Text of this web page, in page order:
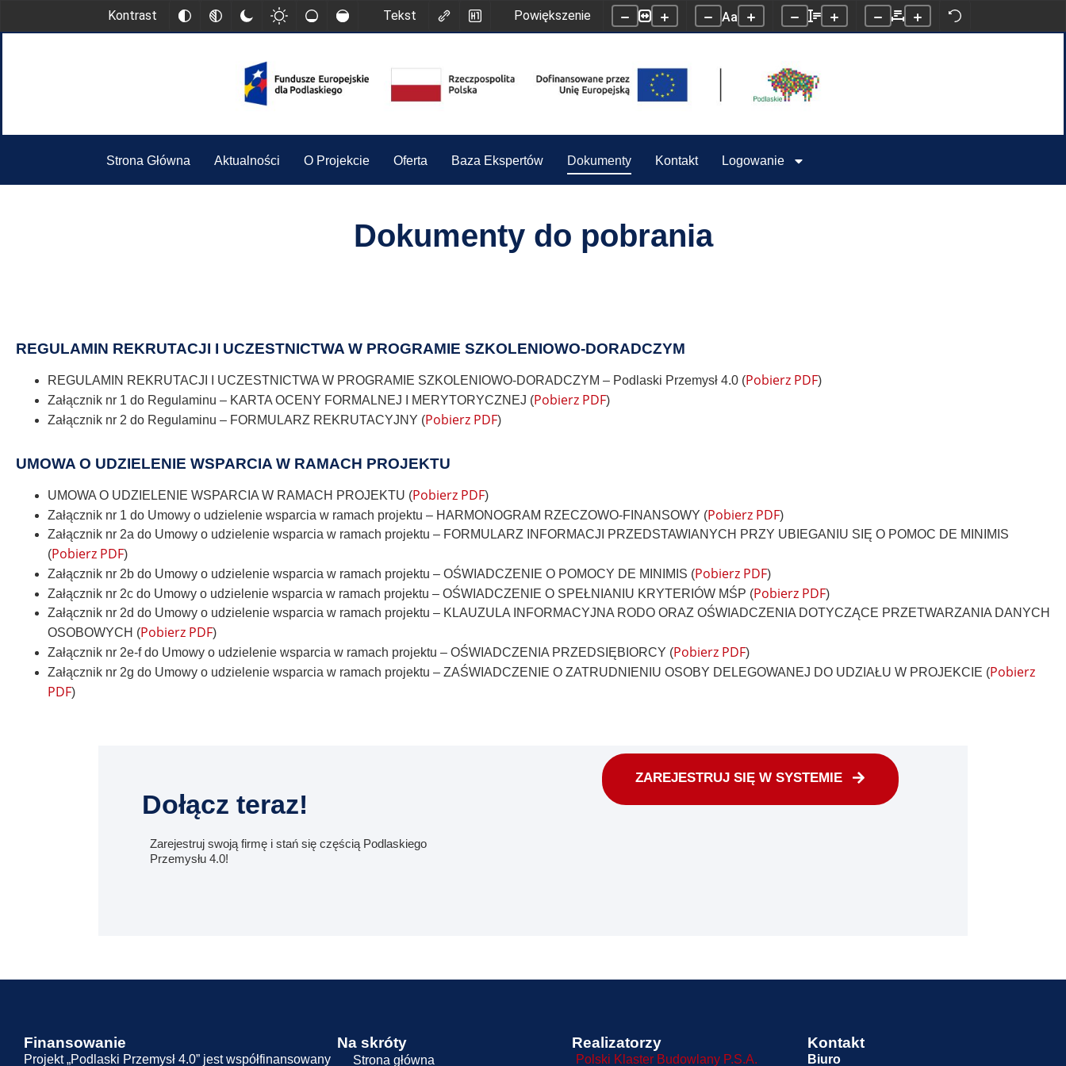
Kontrast Tekst Powiększenie Aa
Strona Główna Aktualności O Projekcie Oferta Baza Ekspertów Dokumenty Kontakt Logowanie
Dokumenty do pobrania
REGULAMIN REKRUTACJI I UCZESTNICTWA W PROGRAMIE SZKOLENIOWO-DORADCZYM
REGULAMIN REKRUTACJI I UCZESTNICTWA W PROGRAMIE SZKOLENIOWO-DORADCZYM – Podlaski Przemysł 4.0 (Pobierz PDF)
Załącznik nr 1 do Regulaminu – KARTA OCENY FORMALNEJ I MERYTORYCZNEJ (Pobierz PDF)
Załącznik nr 2 do Regulaminu – FORMULARZ REKRUTACYJNY (Pobierz PDF)
UMOWA O UDZIELENIE WSPARCIA W RAMACH PROJEKTU
UMOWA O UDZIELENIE WSPARCIA W RAMACH PROJEKTU (Pobierz PDF)
Załącznik nr 1 do Umowy o udzielenie wsparcia w ramach projektu – HARMONOGRAM RZECZOWO-FINANSOWY (Pobierz PDF)
Załącznik nr 2a do Umowy o udzielenie wsparcia w ramach projektu – FORMULARZ INFORMACJI PRZEDSTAWIANYCH PRZY UBIEGANIU SIĘ O POMOC DE MINIMIS
(Pobierz PDF)
Załącznik nr 2b do Umowy o udzielenie wsparcia w ramach projektu – OŚWIADCZENIE O POMOCY DE MINIMIS (Pobierz PDF)
Załącznik nr 2c do Umowy o udzielenie wsparcia w ramach projektu – OŚWIADCZENIE O SPEŁNIANIU KRYTERIÓW MŚP (Pobierz PDF)
Załącznik nr 2d do Umowy o udzielenie wsparcia w ramach projektu – KLAUZULA INFORMACYJNA RODO ORAZ OŚWIADCZENIA DOTYCZĄCE PRZETWARZANIA DANYCH
OSOBOWYCH (Pobierz PDF)
Załącznik nr 2e-f do Umowy o udzielenie wsparcia w ramach projektu – OŚWIADCZENIA PRZEDSIĘBIORCY (Pobierz PDF)
Załącznik nr 2g do Umowy o udzielenie wsparcia w ramach projektu – ZAŚWIADCZENIE O ZATRUDNIENIU OSOBY DELEGOWANEJ DO UDZIAŁU W PROJEKCIE (Pobierz
PDF)
Dołącz teraz!
Zarejestruj swoją firmę i stań się częścią Podlaskiego
Przemysłu 4.0!
ZAREJESTRUJ SIĘ W SYSTEMIE
Finansowanie
Projekt „Podlaski Przemysł 4.0” jest współfinansowany
Na skróty
Strona główna
Realizatorzy
Polski Klaster Budowlany P.S.A.
Kontakt
Biuro